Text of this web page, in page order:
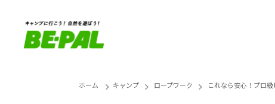
ホーム キャンプ ロープワーク これなら安心！プロ